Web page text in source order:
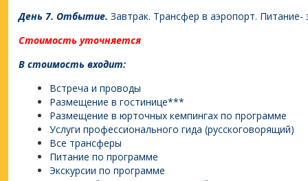
День 7. Отбытие. Завтрак. Трансфер в аэропорт. Питание-
Стоимость уточняется
В стоимость входит:
Встреча и проводы
Размещение в гостинице***
Размещение в юрточных кемпингах по программе
Услуги профессионального гида (русскоговорящий)
Все трансферы
Питание по программе
Экскурсии по программе